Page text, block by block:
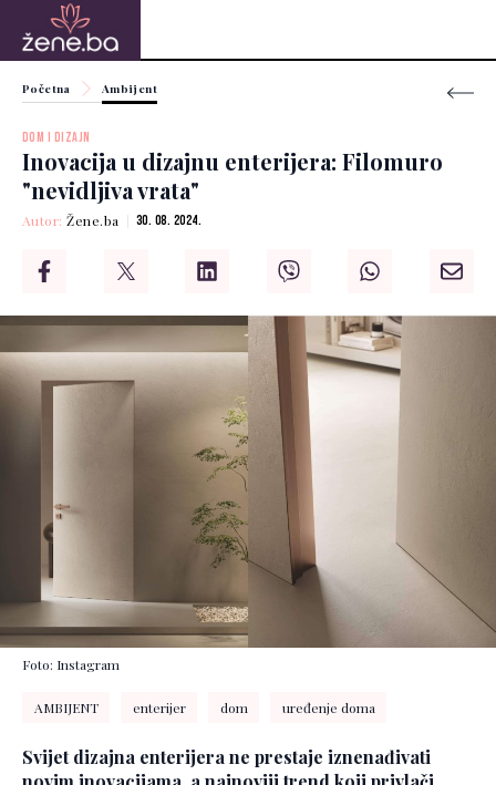
Početna Ambijent
DOM I DIZAJN
Inovacija u dizajnu enterijera: Filomuro
"nevidljiva vrata"
Autor:Žene.ba 30. 08. 2024.
Foto: Instagram
AMBIJENT enterijer dom uređenje doma
Svijet dizajna enterijera ne prestaje iznenađivati